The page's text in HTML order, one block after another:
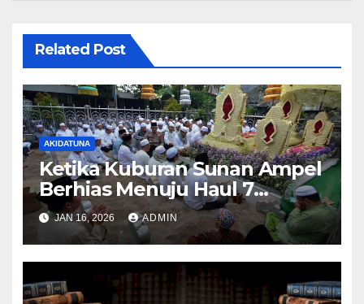
Related Post
AKIDATUNA
Ketika Kuburan Sunan Ampel
Berhias Menuju Haul 7
Februari 2026
JAN 16, 2026 ADMIN